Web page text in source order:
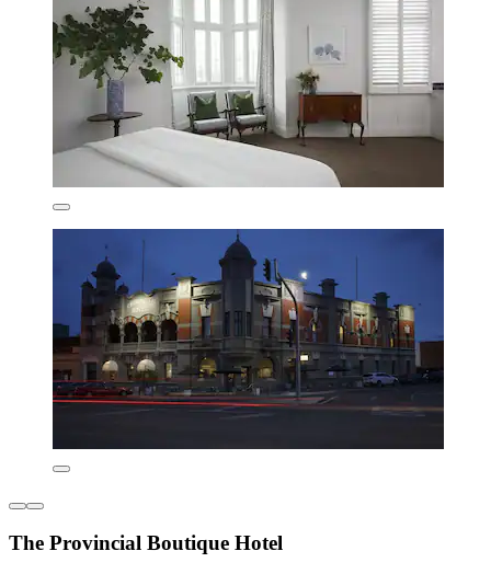
The Provincial Boutique Hotel